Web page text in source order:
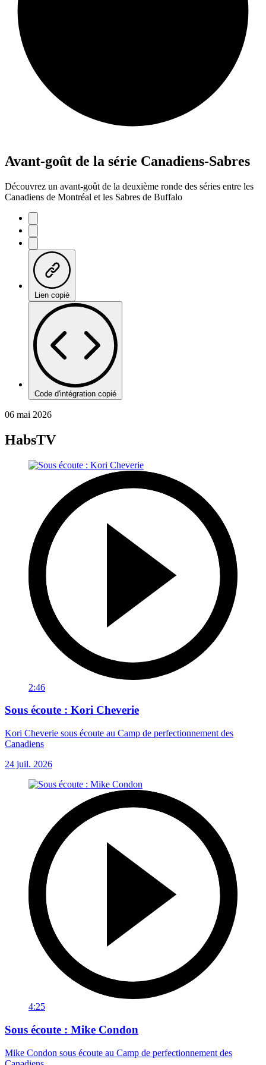
Avant-goût de la série Canadiens-Sabres
Découvrez un avant-goût de la deuxième ronde des séries entre les
Canadiens de Montréal et les Sabres de Buffalo
Lien copié
Code d'intégration copié
06 mai 2026
HabsTV
2:46
Sous écoute : Kori Cheverie
Kori Cheverie sous écoute au Camp de perfectionnement des
Canadiens
24 juil. 2026
4:25
Sous écoute : Mike Condon
Mike Condon sous écoute au Camp de perfectionnement des